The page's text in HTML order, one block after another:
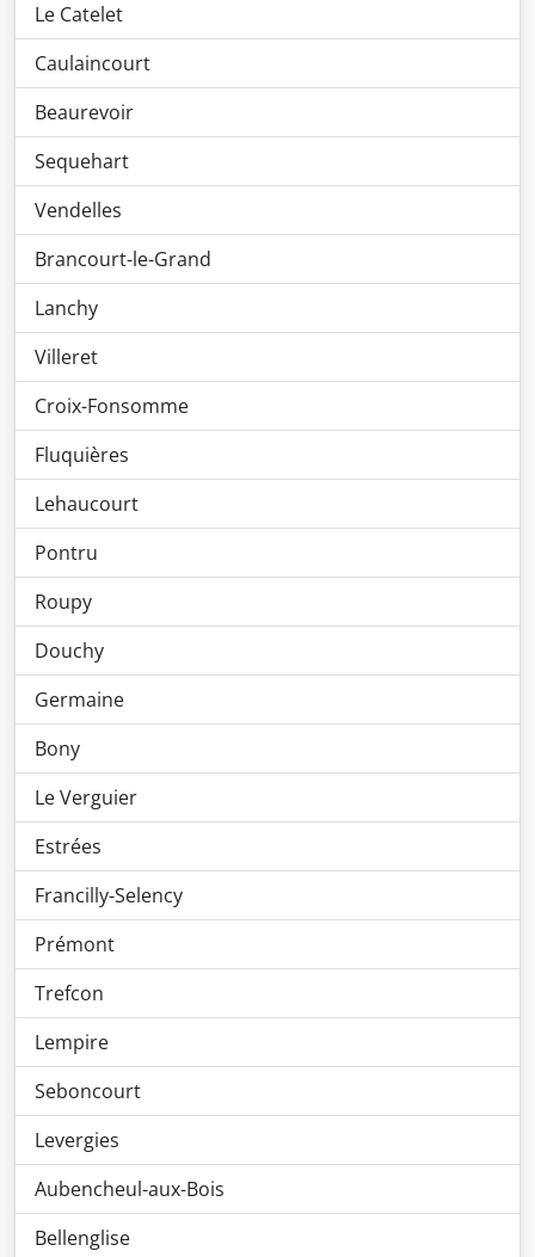
Le Catelet
Caulaincourt
Beaurevoir
Sequehart
Vendelles
Brancourt-le-Grand
Lanchy
Villeret
Croix-Fonsomme
Fluquières
Lehaucourt
Pontru
Roupy
Douchy
Germaine
Bony
Le Verguier
Estrées
Francilly-Selency
Prémont
Trefcon
Lempire
Seboncourt
Levergies
Aubencheul-aux-Bois
Bellenglise